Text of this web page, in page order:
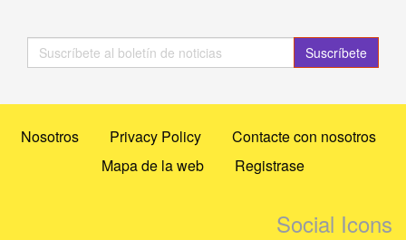
Suscríbete
Nosotros Privacy Policy
Contacte con nosotros
Mapa de la web
Registrase
Social Icons